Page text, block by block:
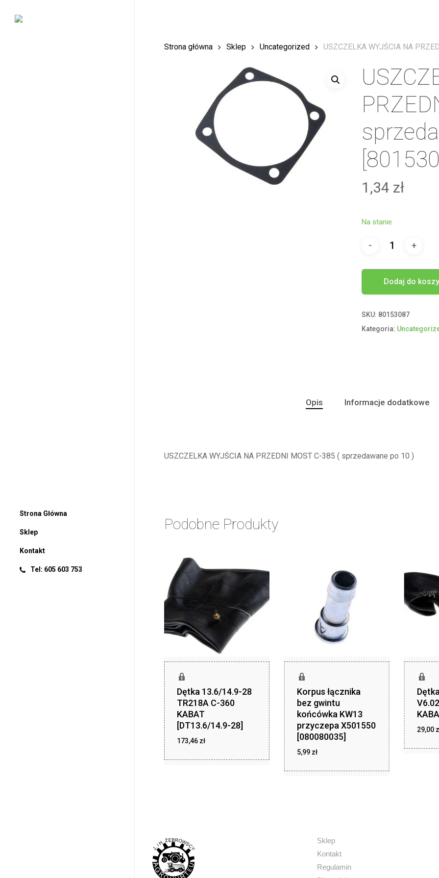
Strona Główna
Sklep
Kontakt
Tel: 605 603 753
Strona główna Sklep Uncategorized USZCZELKA WYJŚCIA NA
1,34 zł
Na stanie
Dodaj do
SKU: 80153087
Kategoria:
Opis Informacje dodatkowe
USZCZELKA WYJŚCIA NA PRZEDNI MOST C-385 ( sprzedawane po 10 )
Podobne Produkty
Dętka 13.6/14.9-28
TR218A C-360
KABAT
[DT13.6/14.9-28]
173,46 zł
Korpus łącznika
bez gwintu
końcówka KW13
przyczepa X501550
[080080035]
5,99 zł
29,00
Sklep
Kontakt
Regulamin